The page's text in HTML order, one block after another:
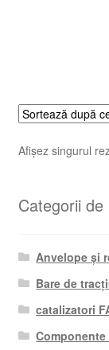
Afișez singurul
Categorii
Anvelope și
Bare de
catalizatori